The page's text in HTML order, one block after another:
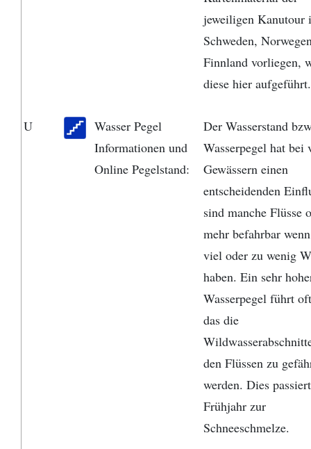
jeweiligen Kanutour
Schweden,
Finnland vorliegen,
diese hier aufgeführt.
U
Wasser Pegel
Informationen und
Online Pegelstand:
Der Wasserstand
Wasserpegel hat bei
Gewässern einen
entscheidenden
sind manche Flüsse
mehr befahrbar
viel oder zu wenig
haben. Ein sehr
Wasserpegel führt
das die
den Flüssen zu
werden. Dies
Frühjahr zur
Schneeschmelze.